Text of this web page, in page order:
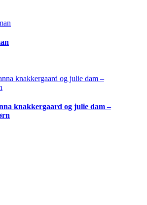
knakkergaard og julie dam –